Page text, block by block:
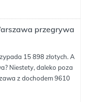
przegrywa
15 898 złotych. A
Niestety, daleko poza
z dochodem 9610